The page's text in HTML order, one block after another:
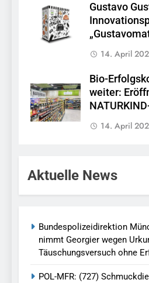
Gustavo
14. April
Bio-
weiter:
14. April
Aktuelle News
Bundespolizeidirektion
nimmt Georgier wegen
Täuschungsversuch ohne
POL-MFR: (727)